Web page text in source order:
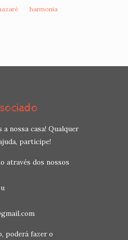
harmonia
a nossa casa! Qualquer
participe!
através dos nossos
poderá fazer o